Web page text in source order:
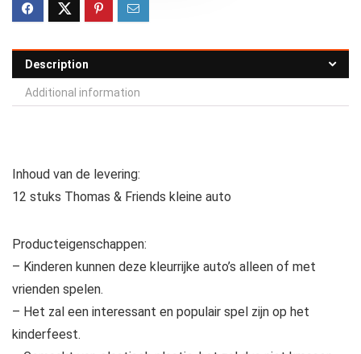
Description
Additional information
Inhoud van de levering:
12 stuks Thomas & Friends kleine auto
Producteigenschappen:
– Kinderen kunnen deze kleurrijke auto’s alleen of met
vrienden spelen.
– Het zal een interessant en populair spel zijn op het
kinderfeest.